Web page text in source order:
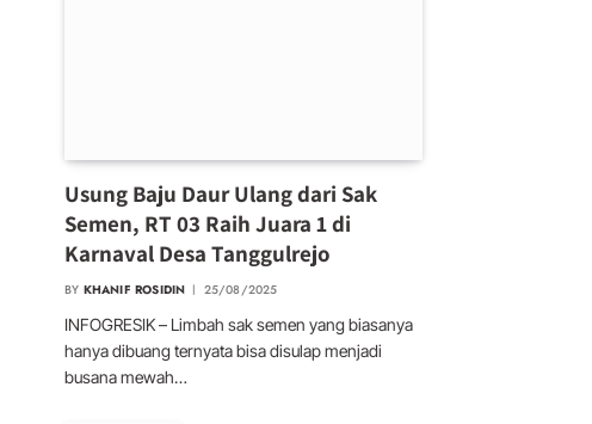
Usung Baju Daur Ulang dari Sak
Semen, RT 03 Raih Juara 1 di
Karnaval Desa Tanggulrejo
BY KHANIF ROSIDIN 25/08/2025
INFOGRESIK – Limbah sak semen yang biasanya
hanya dibuang ternyata bisa disulap menjadi
busana mewah…